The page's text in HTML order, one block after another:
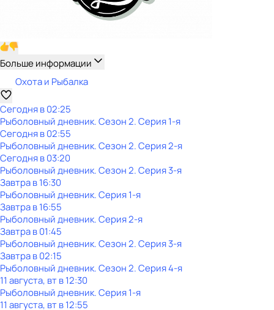
Больше информации
Охота и Рыбалка
Сегодня в 02:25
Рыболовный дневник. Сезон 2. Серия 1-я
Сегодня в 02:55
Рыболовный дневник. Сезон 2. Серия 2-я
Сегодня в 03:20
Рыболовный дневник. Сезон 2. Серия 3-я
Завтра в 16:30
Рыболовный дневник. Серия 1-я
Завтра в 16:55
Рыболовный дневник. Серия 2-я
Завтра в 01:45
Рыболовный дневник. Сезон 2. Серия 3-я
Завтра в 02:15
Рыболовный дневник. Сезон 2. Серия 4-я
11 августа, вт в 12:30
Рыболовный дневник. Серия 1-я
11 августа, вт в 12:55